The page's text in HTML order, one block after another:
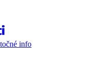
info